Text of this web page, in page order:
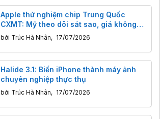
Apple thử nghiệm chip Trung Quốc
CXMT: Mỹ theo dõi sát sao, giá không
giảm.
bởi Trúc Hà Nhân, 17/07/2026
Halide 3.1: Biến iPhone thành máy ảnh
chuyên nghiệp thực thụ
bởi Trúc Hà Nhân, 17/07/2026